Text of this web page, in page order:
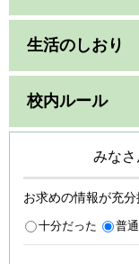
生活のしおり
校内ルール
みな
お求めの情報が充
十分だった 普通